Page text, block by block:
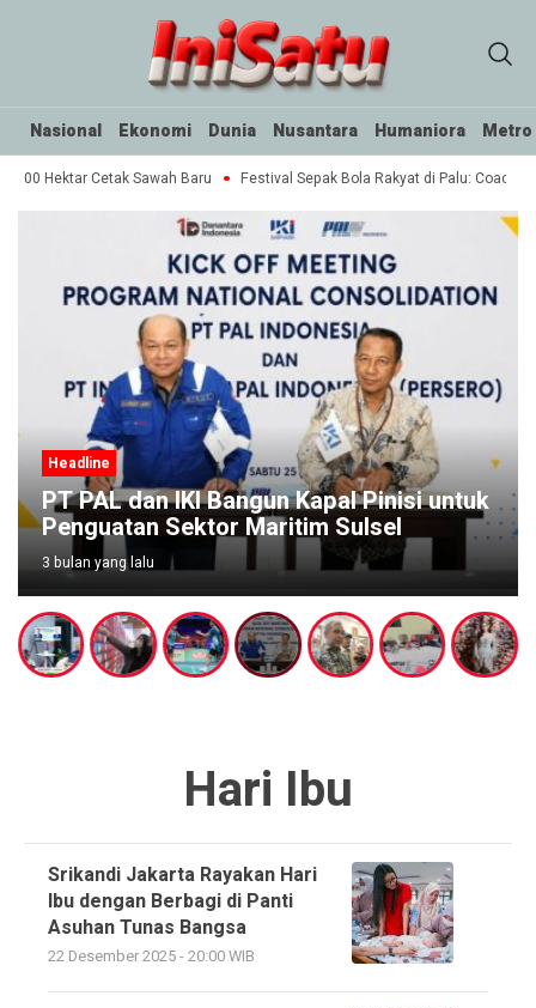
Nasional Ekonomi Dunia Nusantara Humaniora Metro
Hektar Cetak Sawah Baru Festival Sepak Bola Rakyat di Palu:
Headline
PT PAL dan IKI Bangun Kapal Pinisi untuk
Penguatan Sektor Maritim Sulsel
3 bulan yang lalu
Hari Ibu
Srikandi Jakarta Rayakan Hari
Ibu dengan Berbagi di Panti
Asuhan Tunas Bangsa
22 Desember 2025 - 20:00 WIB